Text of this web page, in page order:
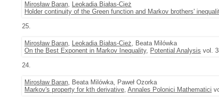
Mirosław Baran, Leokadia Białas-Cież
Holder continuity of the Green function and Markov brothers'
25.
Mirosław Baran, Leokadia Białas-Cież, Beata Milówka
On the Best Exponent in Markov Inequality, Potential Analysis vol.
24.
Mirosław Baran, Beata Milówka, Paweł Ozorka
Markov's property for kth derivative, Annales Polonici Mathematici